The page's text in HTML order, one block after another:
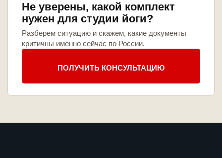
Не уверены, какой комплект
нужен для студии йоги?
Разберем ситуацию и скажем, какие документы
критичны именно сейчас по России.
ПОЛУЧИТЬ КОНСУЛЬТАЦИЮ